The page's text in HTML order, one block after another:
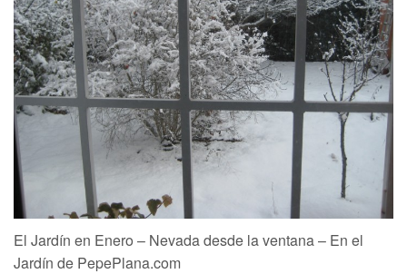
El Jardín en Enero – Nevada desde la ventana – En el
Jardín de PepePlana.com